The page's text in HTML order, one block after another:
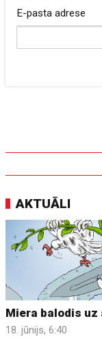
E-pasta adrese
AKTUĀLI
Miera balodis uz
18. jūnijs, 6:40